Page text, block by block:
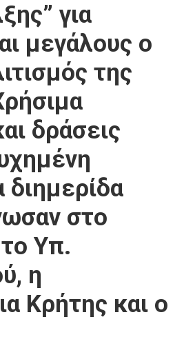
για
μεγάλους ο
της
δράσεις
διημερίδα
στο
Υπ.
η
Κρήτης και ο